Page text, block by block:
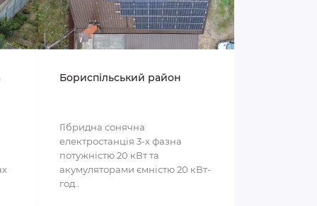
Бориспільський район
Гібридна сонячна
електростанція 3-х фазна
потужністю 20 кВт та
акумуляторами ємністю 20 кВт-
год..